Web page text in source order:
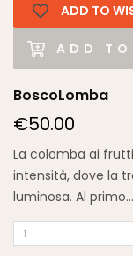
ADD TO
ADD TO
BoscoLomba
€50.00
La colomba ai
intensità, dove la
luminosa. Al primo...